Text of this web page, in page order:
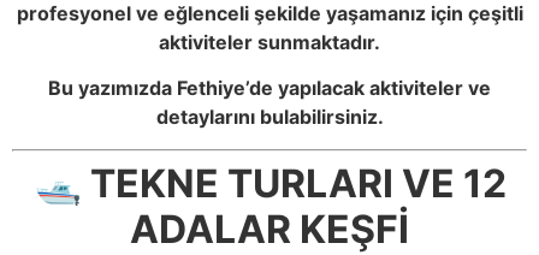
profesyonel ve eğlenceli şekilde yaşamanız için çeşitli
aktiviteler sunmaktadır.
Bu yazımızda Fethiye’de yapılacak aktiviteler ve
detaylarını bulabilirsiniz.
🛥️ TEKNE TURLARI VE 12
ADALAR KEŞFİ